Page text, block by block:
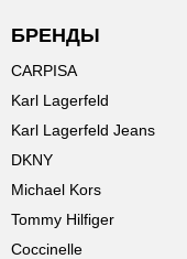
БРЕНДЫ
CARPISA
Karl Lagerfeld
Karl Lagerfeld Jeans
DKNY
Michael Kors
Tommy Hilfiger
Coccinelle